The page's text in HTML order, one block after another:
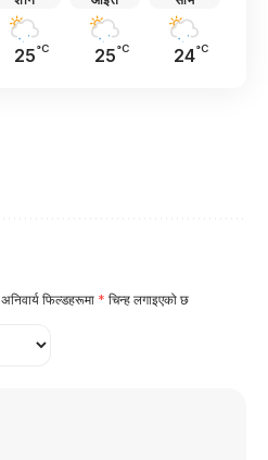
25°C 25°C 24°C
अनिवार्य फिल्डहरूमा * चिन्ह लगाइएको छ